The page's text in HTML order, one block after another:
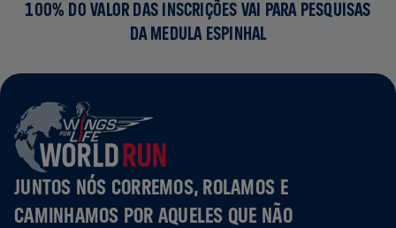
100% DO VALOR DAS INSCRIÇÕES VAI PARA PESQUISAS
DA MEDULA ESPINHAL
JUNTOS NÓS CORREMOS, ROLAMOS E
CAMINHAMOS POR AQUELES QUE NÃO